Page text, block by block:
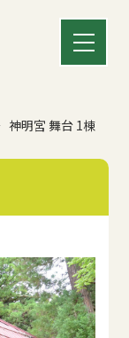
神明宮 舞台 1棟